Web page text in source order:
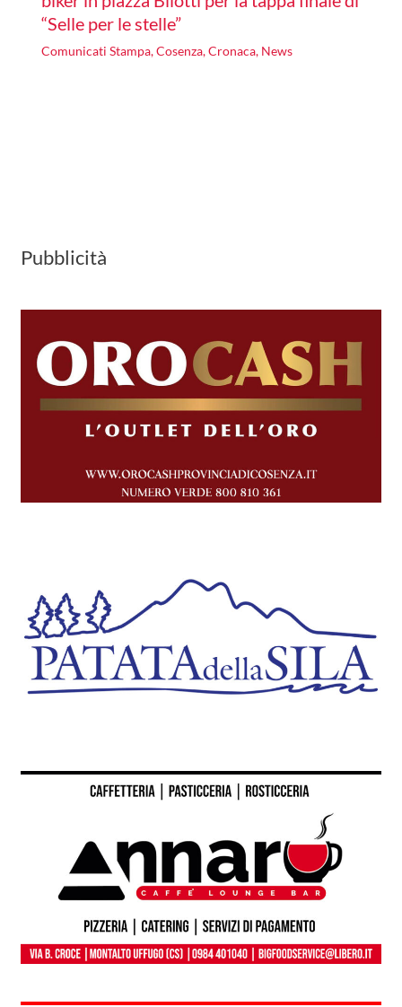
“Selle per le stelle”
Comunicati Stampa,Cosenza,Cronaca, News
Pubblicità